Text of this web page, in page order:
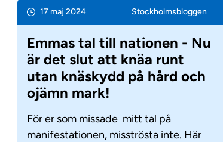
17 maj 2024 Stockholms­bloggen
Emmas tal till nationen - Nu
är det slut att knäa runt
utan knäskydd på hård och
ojämn mark!
För er som missade mitt tal på
manifestationen, misströsta inte. Här